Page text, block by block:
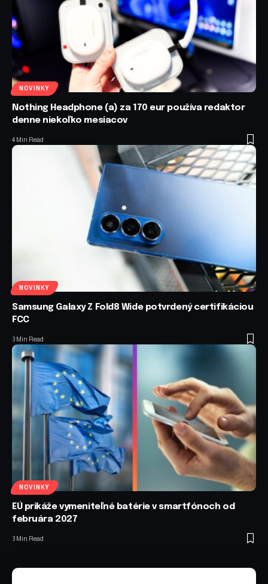
NOVINKY
Nothing Headphone (a) za 170 eur používa redaktor
denne niekoľko mesiacov
4 Min Read
NOVINKY
Samsung Galaxy Z Fold8 Wide potvrdený certifikáciou
FCC
3 Min Read
NOVINKY
EÚ prikáže vymeniteľné batérie v smartfónoch od
februára 2027
3 Min Read